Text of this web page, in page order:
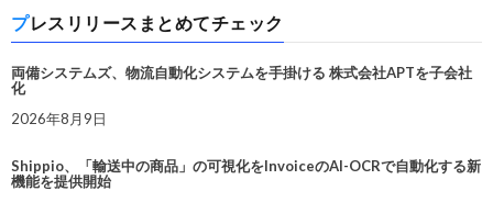
プレスリリースまとめてチェック
両備システムズ、物流自動化システムを手掛ける 株式会社APTを子会社
化
2026年8月9日
Shippio、「輸送中の商品」の可視化をInvoiceのAI-OCRで自動化する新
機能を提供開始